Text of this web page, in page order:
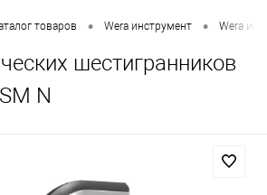
товаров • Wera инструмент • Wera
шестигранников
N